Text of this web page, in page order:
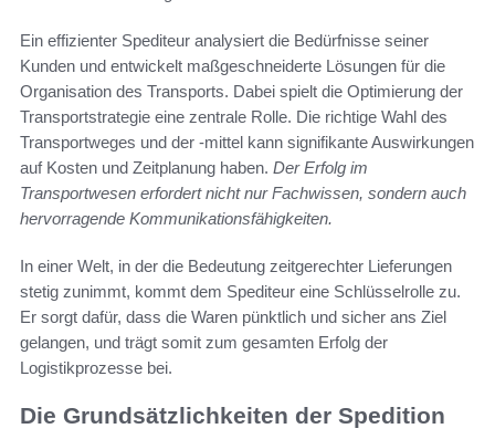
Ein effizienter Spediteur analysiert die Bedürfnisse seiner
Kunden und entwickelt maßgeschneiderte Lösungen für die
Organisation des Transports. Dabei spielt die Optimierung der
Transportstrategie eine zentrale Rolle. Die richtige Wahl des
Transportweges und der -mittel kann signifikante Auswirkungen
auf Kosten und Zeitplanung haben. Der Erfolg im
Transportwesen erfordert nicht nur Fachwissen, sondern auch
hervorragende Kommunikationsfähigkeiten.
In einer Welt, in der die Bedeutung zeitgerechter Lieferungen
stetig zunimmt, kommt dem Spediteur eine Schlüsselrolle zu.
Er sorgt dafür, dass die Waren pünktlich und sicher ans Ziel
gelangen, und trägt somit zum gesamten Erfolg der
Logistikprozesse bei.
Die Grundsätzlichkeiten der Spedition